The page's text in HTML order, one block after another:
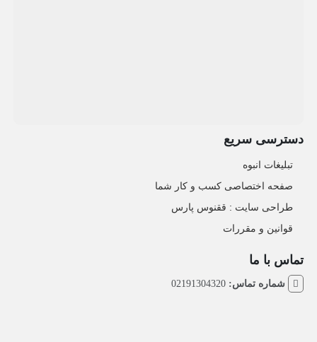
دسترسی سریع
تبلیغات انبوه
صفحه اختصاصی کسب و کار شما
طراحی سایت :‌ ققنوس پارس
قوانین و مقررات
تماس با ما
شماره تماس:02191304320